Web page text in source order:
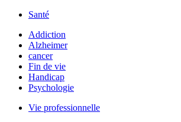
Santé
Addiction
Alzheimer
cancer
Fin de vie
Handicap
Psychologie
Vie professionnelle